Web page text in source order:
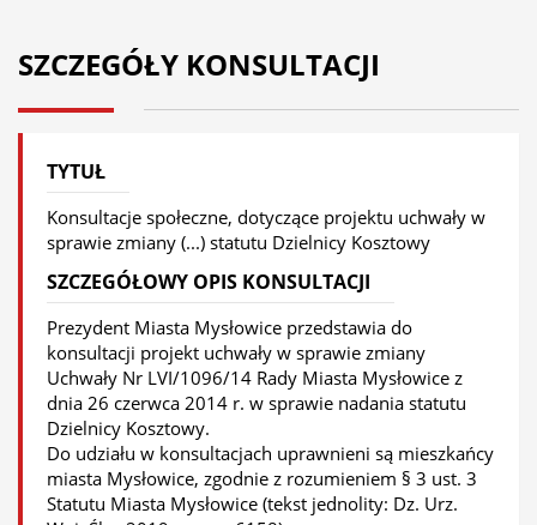
SZCZEGÓŁY KONSULTACJI
TYTUŁ
Konsultacje społeczne, dotyczące projektu uchwały w
sprawie zmiany (...) statutu Dzielnicy Kosztowy
SZCZEGÓŁOWY OPIS KONSULTACJI
Prezydent Miasta Mysłowice przedstawia do
konsultacji projekt uchwały w sprawie zmiany
Uchwały Nr LVI/1096/14 Rady Miasta Mysłowice z
dnia 26 czerwca 2014 r. w sprawie nadania statutu
Dzielnicy Kosztowy.
Do udziału w konsultacjach uprawnieni są mieszkańcy
miasta Mysłowice, zgodnie z rozumieniem § 3 ust. 3
Statutu Miasta Mysłowice (tekst jednolity: Dz. Urz.